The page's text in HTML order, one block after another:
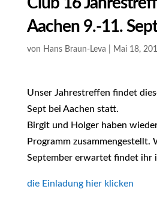
Aachen 9.-11.
von Hans Braun-Leva Mai 18,
Unser Jahrestreffen findet
Sept bei Aachen statt.
Birgit und Holger haben
Programm zusammengestellt.
September erwartet findet ihr
die Einladung hier klicken